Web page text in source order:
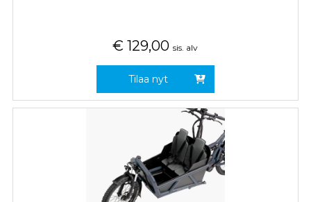
€ 129,00 sis. alv
Tilaa nyt